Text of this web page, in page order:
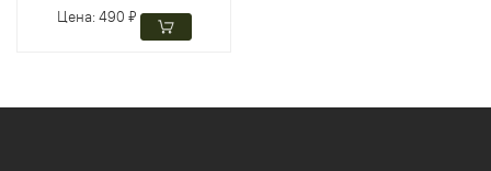
Цена:490 ₽